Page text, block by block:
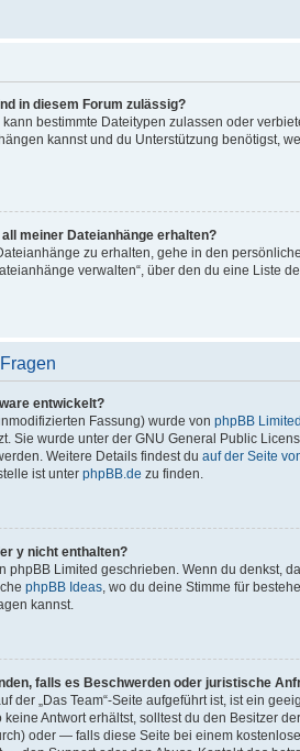
in diesem Forum zulässig?
bestimmte Dateitypen zulassen oder
kannst und du Unterstützung benötigst,
meiner Dateianhänge erhalten?
zu erhalten, gehe in den
verwalten“, über den du eine Liste
entwickelt?
Fassung) wurde von phpBB
Sie wurde unter der GNU General Public
Weitere Details findest du auf der Seite
ist unter phpBB.de zu finden.
y nicht enthalten?
phpBB Limited geschrieben. Wenn du denkst,
phpBB Ideas , wo du deine Stimme für
kannst.
falls es Beschwerden oder juristische
der „Das Team“-Seite aufgeführt ist, ist ein
keine Antwort erhältst, solltest du den Besitzer
oder — falls diese Seite bei einem